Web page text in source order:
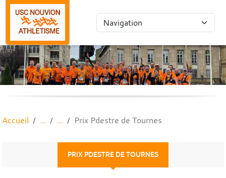
Accueil Prix Pdestre de Tournes
PRIX PDESTRE DE TOURNES
Panneau de gestion des cookies